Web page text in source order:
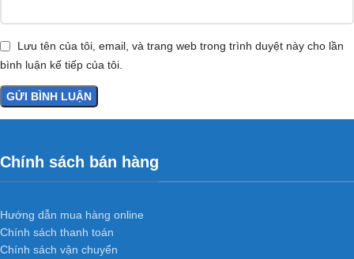
Lưu tên của tôi, email, và trang web trong trình duyệt này cho lần
bình luận kế tiếp của tôi.
Chính sách bán hàng
Hướng dẫn mua hàng online
Chính sách thanh toán
Chính sách vận chuyển